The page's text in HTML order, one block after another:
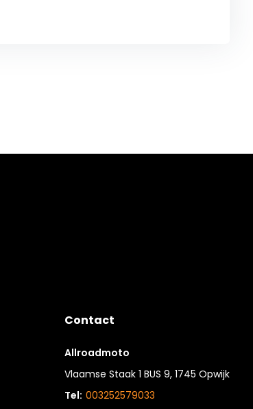
Contact
Allroadmoto
Vlaamse Staak 1 BUS 9, 1745 Opwijk
Tel: 003252579033